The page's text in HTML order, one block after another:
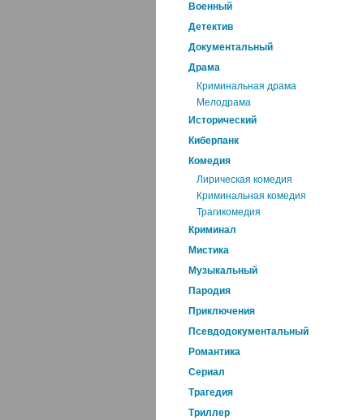
Военный
Детектив
Документальный
Драма
Криминальная драма
Мелодрама
Исторический
Киберпанк
Комедия
Лирическая комедия
Криминальная комедия
Трагикомедия
Криминал
Мистика
Музыкальный
Пародия
Приключения
Псевдодокументальный
Романтика
Cериал
Трагедия
Триллер